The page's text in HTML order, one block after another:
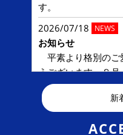
す。
2026/07/18
NEWS
お知らせ
平素より格別のご
うございます。８
ます。皆様にはご
れか...
NEWS
新